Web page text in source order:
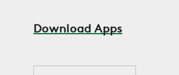
Download Apps